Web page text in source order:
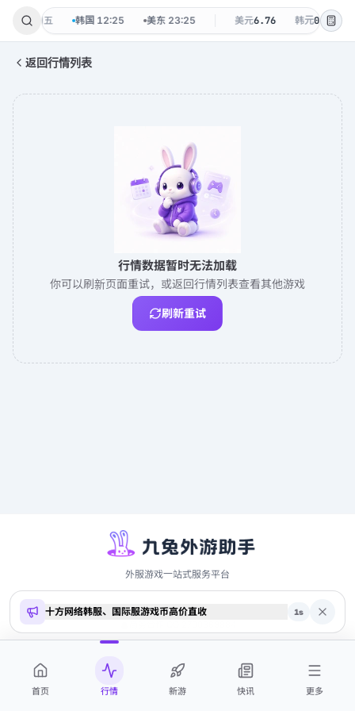
07 周五 韩国 12:25 美东 23:25 美元6.76 韩元0.0048
返回行情列表
行情数据暂时无法加载
你可以刷新页面重试，或返回行情列表查看其他游戏
刷新重试
外服游戏一站式服务平台
Copyright ©20269to.me · 本站内容仅供参考，不构成投资建议
十方网络韩服、国际服游戏币高价直收 1s
首页 行情 新游 快讯 更多